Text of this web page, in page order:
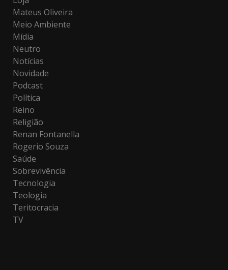
Mateus Oliveira
Meio Ambiente
Mídia
Neutro
Notícias
Novidade
Podcast
Política
Reino
Religião
Renan Fontanella
Rogerio Souza
Saúde
Sobrevivência
Tecnologia
Teologia
Teritocracia
TV